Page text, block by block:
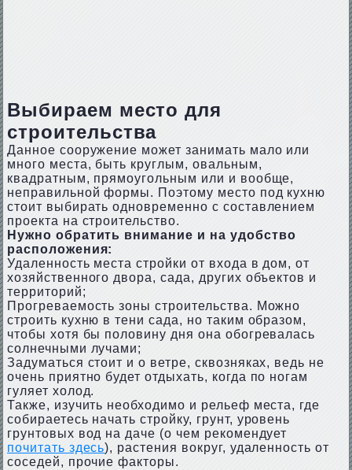
Выбираем место для
строительства
Данное сооружение может занимать мало или
много места, быть круглым, овальным,
квадратным, прямоугольным или и вообще,
неправильной формы. Поэтому место под кухню
стоит выбирать одновременно с составлением
проекта на строительство.
Нужно обратить внимание и на удобство
расположения:
Удаленность места стройки от входа в дом, от
хозяйственного двора, сада, других объектов и
территорий;
Прогреваемость зоны строительства. Можно
строить кухню в тени сада, но таким образом,
чтобы хотя бы половину дня она обогревалась
солнечными лучами;
Задуматься стоит и о ветре, сквозняках, ведь не
очень приятно будет отдыхать, когда по ногам
гуляет холод.
Также, изучить необходимо и рельеф места, где
собираетесь начать стройку, грунт, уровень
грунтовых вод на даче (о чем рекомендует
почитать здесь), растения вокруг, удаленность от
соседей, прочие факторы.